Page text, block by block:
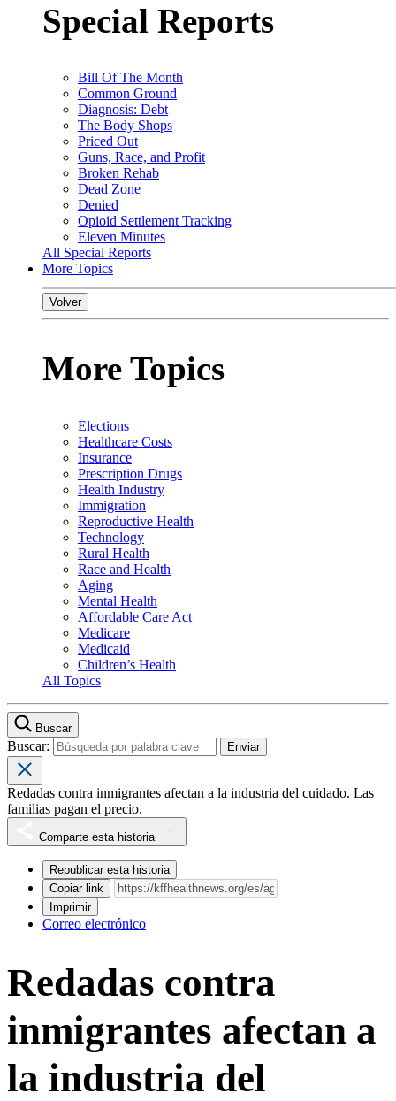
Special Reports
Bill Of The Month
Common Ground
Diagnosis: Debt
The Body Shops
Priced Out
Guns, Race, and Profit
Broken Rehab
Dead Zone
Denied
Opioid Settlement Tracking
Eleven Minutes
All Special Reports
More Topics
Volver
More Topics
Elections
Healthcare Costs
Insurance
Prescription Drugs
Health Industry
Immigration
Reproductive Health
Technology
Rural Health
Race and Health
Aging
Mental Health
Affordable Care Act
Medicare
Medicaid
Children’s Health
All Topics
Buscar
Buscar:
Redadas contra inmigrantes afectan a la industria del cuidado. Las
familias pagan el precio.
Comparte esta historia
Republicar esta historia
Copiar link
Imprimir
Correo electrónico
Redadas contra
inmigrantes afectan a
la industria del